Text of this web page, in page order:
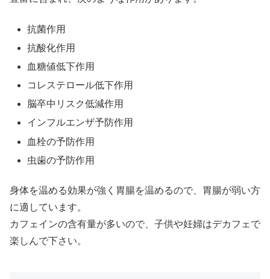
抗菌作用
抗酸化作用
血糖値低下作用
コレステロール低下作用
脳卒中リスク低減作用
インフルエンザ予防作用
血栓の予防作用
虫歯の予防作用
身体を温める効果が強く胃腸を温めるので、胃腸が弱い方
に適しています。
カフェインの含有量が多いので、子供や妊婦はデカフェで
楽しんで下さい。